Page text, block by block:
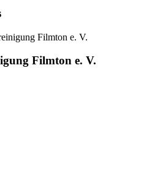
Filmton e. V.